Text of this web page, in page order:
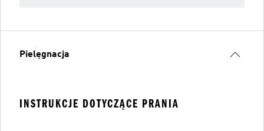
Pielęgnacja
INSTRUKCJE DOTYCZĄCE PRANIA